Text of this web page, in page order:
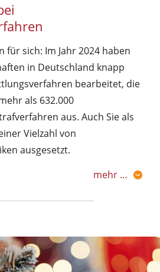
für sich: Im Jahr 2024 haben
in Deutschland knapp
bearbeitet, die
als 632.000
aus. Auch Sie als
Vielzahl von
ausgesetzt.
mehr …